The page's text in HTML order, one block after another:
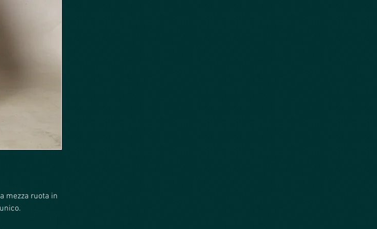
mezza ruota in